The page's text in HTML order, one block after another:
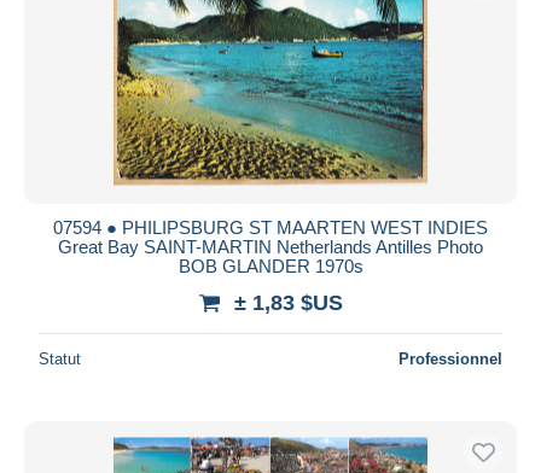
07594 ● PHILIPSBURG ST MAARTEN WEST INDIES
Great Bay SAINT-MARTIN Netherlands Antilles Photo
BOB GLANDER 1970s
± 1,83 $US
Statut Professionnel